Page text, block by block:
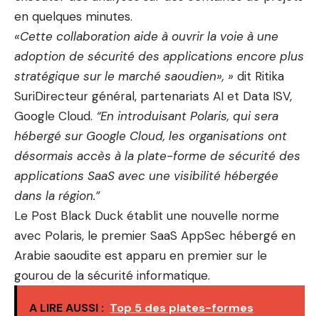
en quelques minutes.
«Cette collaboration aide à ouvrir la voie à une
adoption de sécurité des applications encore plus
stratégique sur le marché saoudien», » dit Ritika
SuriDirecteur général, partenariats AI et Data ISV,
Google Cloud. “En introduisant Polaris, qui sera
hébergé sur Google Cloud, les organisations ont
désormais accès à la plate-forme de sécurité des
applications SaaS avec une visibilité hébergée
dans la région.”
Le Post Black Duck établit une nouvelle norme
avec Polaris, le premier SaaS AppSec hébergé en
Arabie saoudite est apparu en premier sur le
gourou de la sécurité informatique.
A LIRE AUSSI : Top 5 des plates-formes